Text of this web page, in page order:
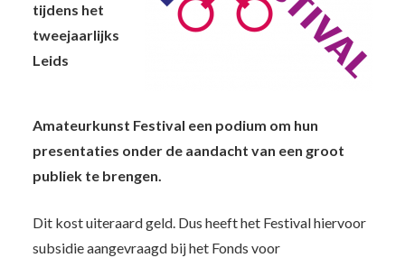
tijdens het
tweejaarlijks
Leids
Amateurkunst Festival een podium om hun
presentaties onder de aandacht van een groot
publiek te brengen.
Dit kost uiteraard geld. Dus heeft het Festival hiervoor
subsidie aangevraagd bij het Fonds voor